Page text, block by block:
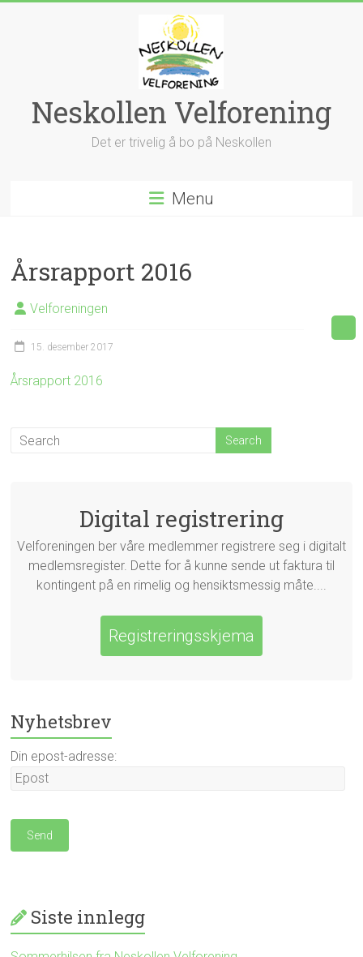
Neskollen Velforening
Det er trivelig å bo på Neskollen
Menu
Årsrapport 2016
Velforeningen
15. desember 2017
Årsrapport 2016
Digital registrering
Velforeningen ber våre medlemmer registrere seg i digitalt
medlemsregister. Dette for å kunne sende ut faktura til
kontingent på en rimelig og hensiktsmessig måte....
Registreringsskjema
Nyhetsbrev
Din epost-adresse:
Siste innlegg